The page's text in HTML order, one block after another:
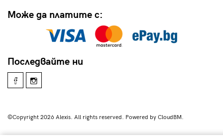
Може да платите с:
Последвайте ни
©Copyright 2026 Alexis. All rights reserved. Powered by CloudBM.